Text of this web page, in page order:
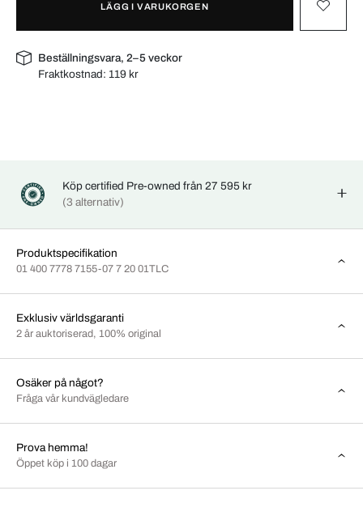
LÄGG I VARUKORGEN
Beställningsvara, 2–5 veckor
Fraktkostnad: 119 kr
Köp certified Pre-owned från 27 595 kr
(3 alternativ)
Produktspecifikation
01 400 7778 7155-07 7 20 01TLC
Exklusiv världsgaranti
2 år auktoriserad, 100% original
Osäker på något?
Fråga vår kundvägledare
Prova hemma!
Öppet köp i 100 dagar